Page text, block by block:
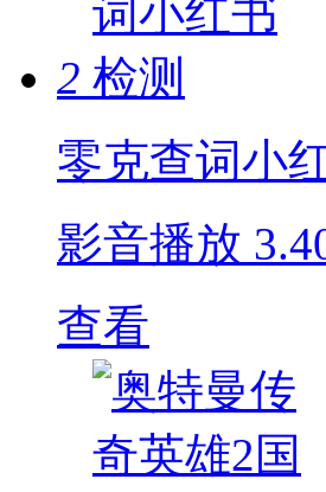
2
零克查词小
影音播放
查看